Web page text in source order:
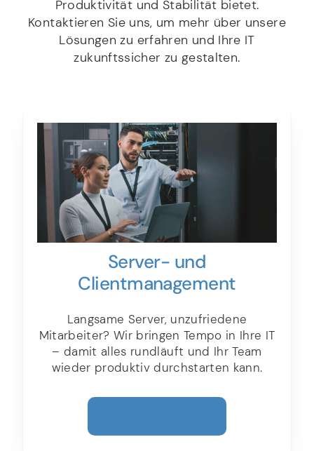
Produktivität und Stabilität bietet.
Kontaktieren Sie uns, um mehr über unsere
Lösungen zu erfahren und Ihre IT
zukunftssicher zu gestalten.
Server- und
Client­­management
Langsame Server, unzufriedene
Mitarbeiter? Wir bringen Tempo in Ihre IT
– damit alles rundläuft und Ihr Team
wieder produktiv durchstarten kann.